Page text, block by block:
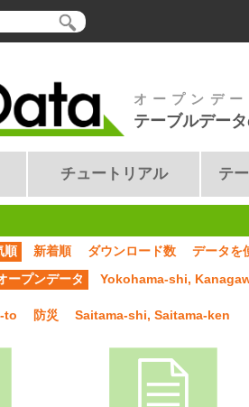
オープンデ
テーブルデー
チュートリアル テ
順 新着順 ダウンロード数 データを
ープンデータ Yokohama-shi,
to 防災 Saitama-shi, Saitama-ken